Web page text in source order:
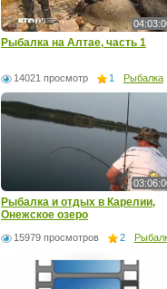
Рыбалка на Алтае, часть 1
14021 просмотр 1 Рыбалка
Рыбалка и отдых в Карелии,
Онежское озеро
15979 просмотров 2